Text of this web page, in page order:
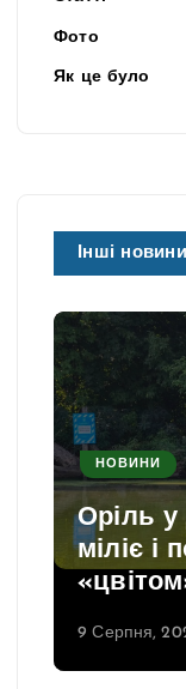
Фото
Як це було
Інші новини
НОВИНИ
Оріль у
міліє і
9 Серпня,